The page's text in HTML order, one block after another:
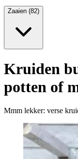
Zaaien (82)
Kruiden
potten of
Mmm lekker: verse